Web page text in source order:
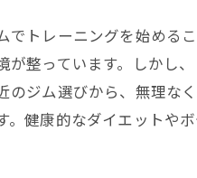
でトレーニングを始める
が整っています。しかし
のジム選びから、無理な
。健康的なダイエットや